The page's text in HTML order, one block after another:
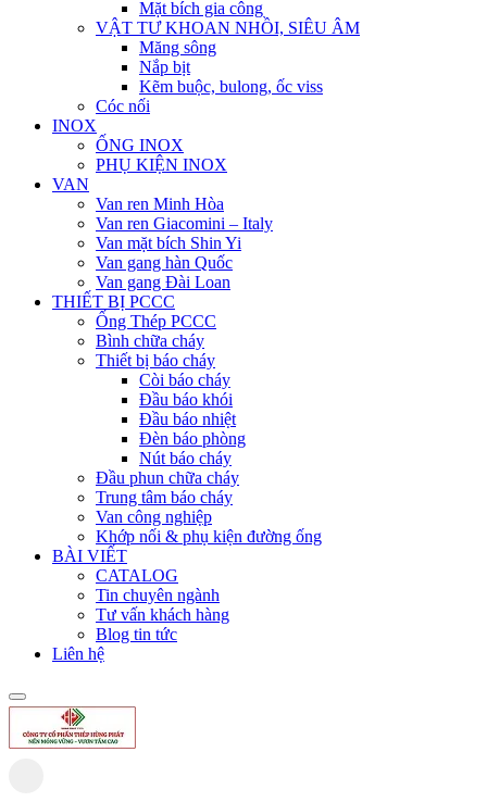
Mặt bích gia công
VẬT TƯ KHOAN NHỒI, SIÊU ÂM
Măng sông
Nắp bịt
Kẽm buộc, bulong, ốc viss
Cóc nối
INOX
ỐNG INOX
PHỤ KIỆN INOX
VAN
Van ren Minh Hòa
Van ren Giacomini – Italy
Van mặt bích Shin Yi
Van gang hàn Quốc
Van gang Đài Loan
THIẾT BỊ PCCC
Ống Thép PCCC
Bình chữa cháy
Thiết bị báo cháy
Còi báo cháy
Đầu báo khói
Đầu báo nhiệt
Đèn báo phòng
Nút báo cháy
Đầu phun chữa cháy
Trung tâm báo cháy
Van công nghiệp
Khớp nối & phụ kiện đường ống
BÀI VIẾT
CATALOG
Tin chuyên ngành
Tư vấn khách hàng
Blog tin tức
Liên hệ